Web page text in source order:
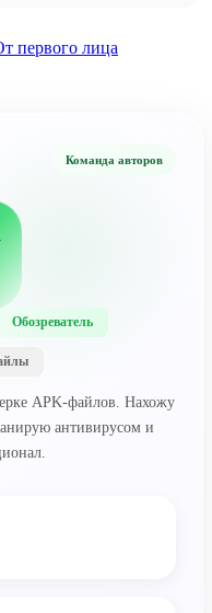
первого лица
Команда авторов
Обозреватель
APK-файлов. Нахожу
антивирусом и